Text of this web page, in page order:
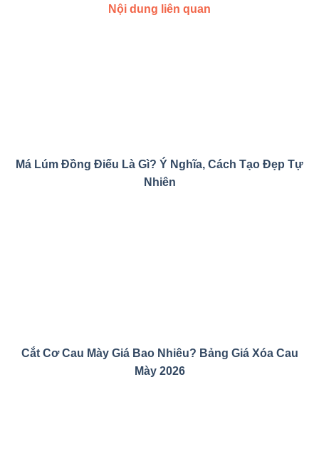
Nội dung liên quan
Má Lúm Đồng Điếu Là Gì? Ý Nghĩa, Cách Tạo Đẹp Tự
Nhiên
Cắt Cơ Cau Mày Giá Bao Nhiêu? Bảng Giá Xóa Cau
Mày 2026